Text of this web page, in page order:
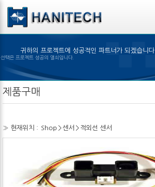
본문 바로가기
귀하의 프로젝트에 성공적인 파트너가 되겠습니다.
제품의 선택은 프로젝트 성공의 열쇠입니다.
제품구매
» 현재위치 : Shop >센서 > 적외선 센서